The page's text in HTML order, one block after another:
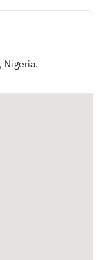
Nigeria.